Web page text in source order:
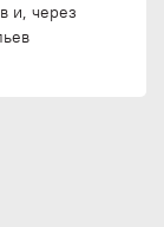
и, через